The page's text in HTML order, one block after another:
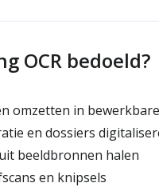
OCR bedoeld?
omzetten in
en dossiers
beeldbronnen halen
en knipsels